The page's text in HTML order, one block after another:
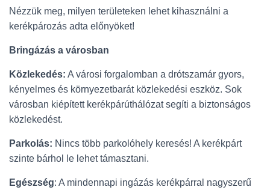
Nézzük meg, milyen területeken lehet kihasználni a
kerékpározás adta előnyöket!
Bringázás a városban
Közlekedés: A városi forgalomban a drótszamár gyors,
kényelmes és környezetbarát közlekedési eszköz. Sok
városban kiépített kerékpárúthálózat segíti a biztonságos
közlekedést.
Parkolás: Nincs több parkolóhely keresés! A kerékpárt
szinte bárhol le lehet támasztani.
Egészség: A mindennapi ingázás kerékpárral nagyszerű